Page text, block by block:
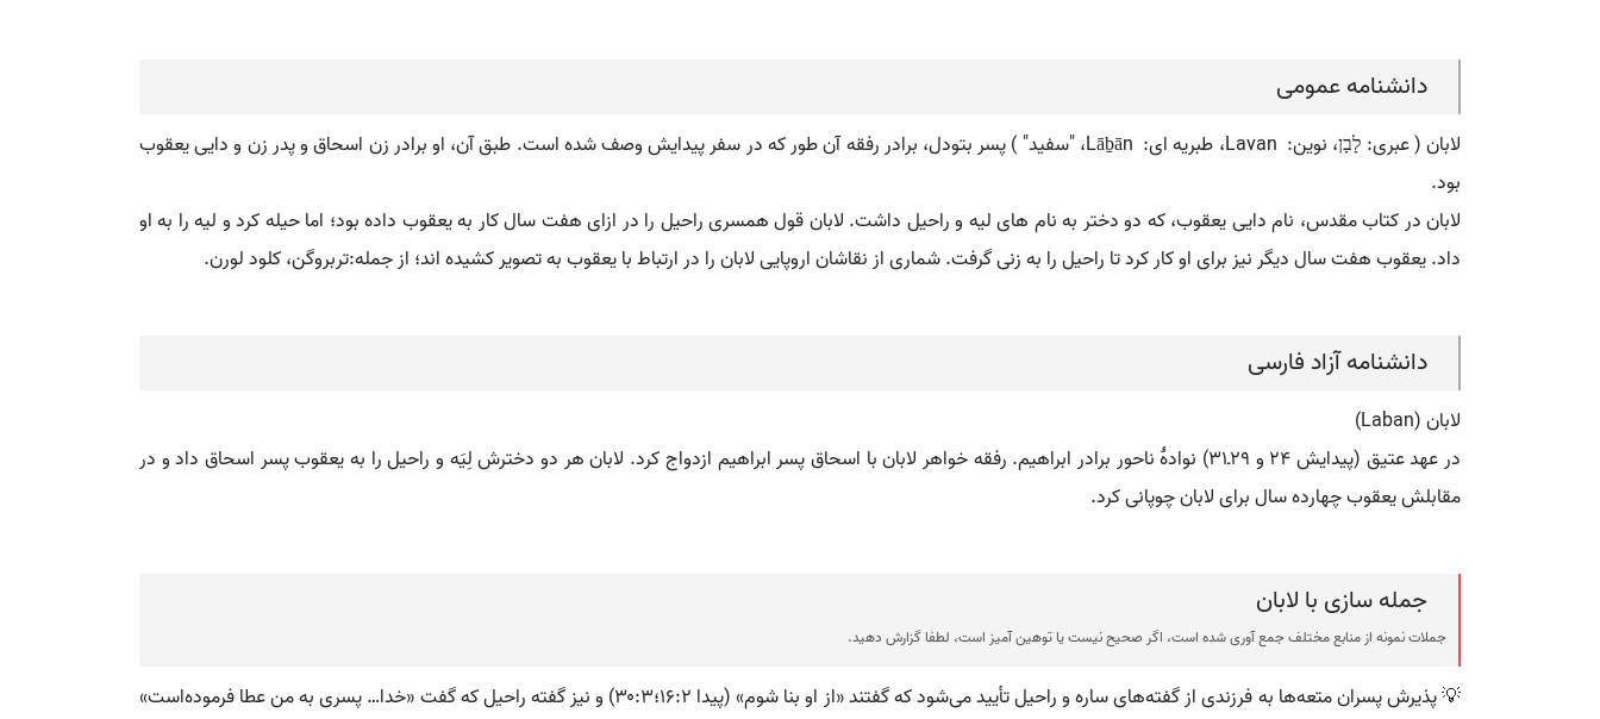
دانشنامه عمومی
لابان ( عبری: לָבָן، نوین: Lavan، طبریه ای: Lāḇān، "سفید" ) پسر بتودل، برادر رفقه آن طور که در سفر پیدایش وصف شده است. طبق آن، او برادر زن اسحاق و پدر زن و دایی یعقوب
بود.
لابان در کتاب مقدس، نام دایی یعقوب، که دو دختر به نام های لیه و راحیل داشت. لابان قول همسری راحیل را در ازای هفت سال کار به یعقوب داده بود؛ اما حیله کرد و لیه را به او
داد. یعقوب هفت سال دیگر نیز برای او کار کرد تا راحیل را به زنی گرفت. شماری از نقاشان اروپایی لابان را در ارتباط با یعقوب به تصویر کشیده اند؛ از جمله:تربروگن، کلود لورن.
دانشنامه آزاد فارسی
لابان (Laban)
در عهد عتیق (پیدایش ۲۴ و ۲۹ـ۳۱) نوادۀ ناحور برادر ابراهیم. رفقه خواهر لابان با اسحاق پسر ابراهیم ازدواج کرد. لابان هر دو دخترش لِیَه و راحیل را به یعقوب پسر اسحاق داد و در
مقابلش یعقوب چهارده سال برای لابان چوپانی کرد.
جمله سازی با لابان
جملات نمونه از منابع مختلف جمع آوری شده است، اگر صحیح نیست یا توهین آمیز است، لطفا گزارش دهید.
💡 پذیرش پسران متعه‌ها به فرزندی از گفته‌های ساره و راحیل تأیید می‌شود که گفتند «از او بنا شوم» (پیدا ۱۶:۲؛۳۰:۳) و نیز گفته راحیل که گفت «خدا… پسری به من عطا فرموده‌است»